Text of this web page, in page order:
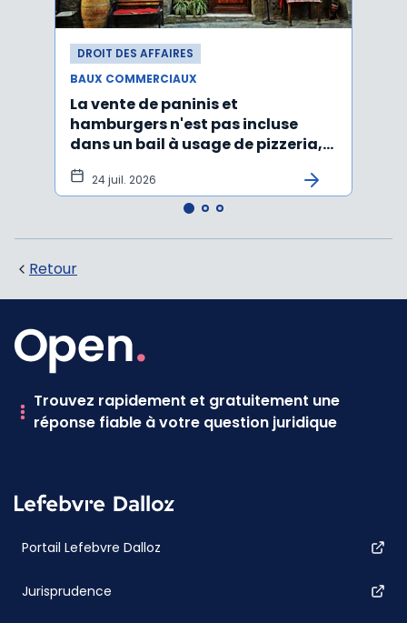
DROIT DES AFFAIRES
BAUX COMMERCIAUX
La vente de paninis et
hamburgers n'est pas incluse
dans un bail à usage de pizzeria,
pâtes, salades
24 juil. 2026
Retour
Trouvez rapidement et gratuitement une
réponse fiable à votre question juridique
Portail Lefebvre Dalloz
Jurisprudence